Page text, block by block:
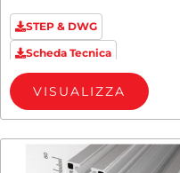
STEP & DWG
Scheda Tecnica
VISUALIZZA